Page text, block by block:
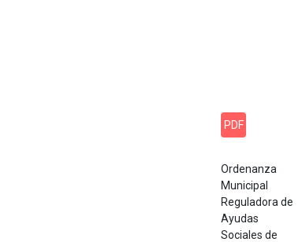
PDF
Ordenanza
Municipal
Reguladora de
Ayudas
Sociales de